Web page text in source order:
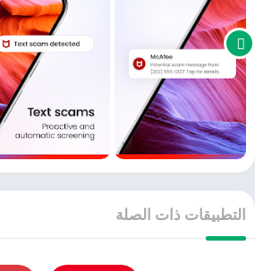
التطبيقات ذات الصلة